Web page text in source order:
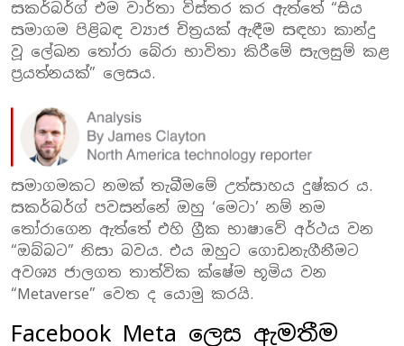
සකර්බර්ග් එම වාර්තා විස්තර කර ඇත්තේ “සිය
සමාගම පිළිබඳ ව්‍යාජ චිත්‍රයක් ඇඳීම සඳහා කාන්දු
වූ ලේඛන තෝරා බේරා භාවිතා කිරීමේ සැලසුම් කළ
ප්‍රයත්නයක්” ලෙසය.
සමාගමකට නමක් තැබීමමේ උත්සාහය දුෂ්කර ය.
සකර්බර්ග් පවසන්නේ ඔහු ‘මෙටා’ නම් නම
තෝරාගෙන ඇත්තේ එහි ග්‍රීක භාෂාවේ අර්ථය වන
“ඔබ්බට” නිසා බවය. එය ඔහුට ගොඩනැගීනීමට
අවශ්‍ය ජාලගත තාත්වික ක්ෂේම භූමිය වන
“Metaverse” වෙත ද යොමු කරයි.
Facebook Meta ලෙස ඇමතීම